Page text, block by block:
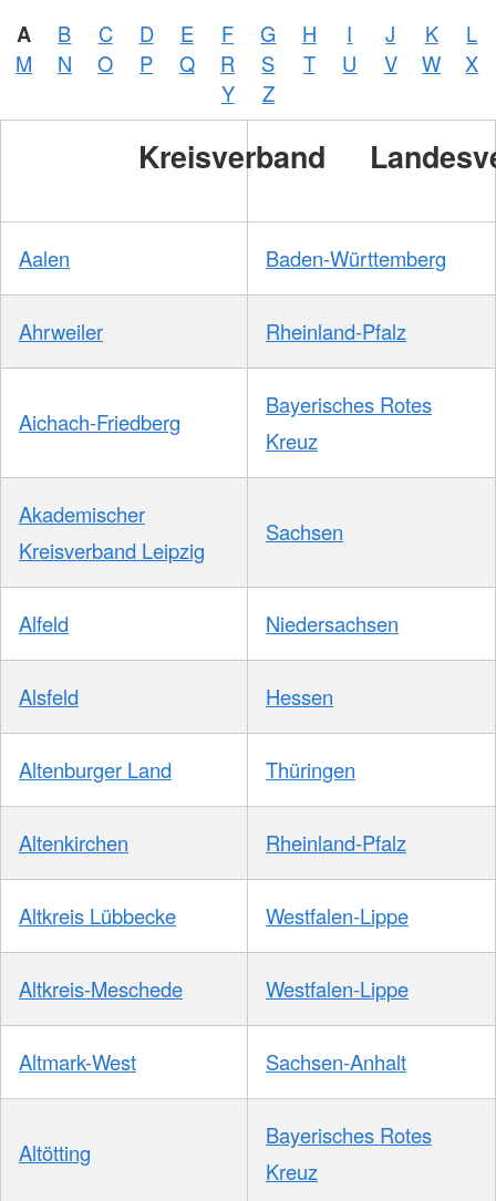
A B C D E F G H I J K
L
M
N O P Q R S T U V W
X
Y
Z
Kreisverband
Aalen Baden-Württemberg
Ahrweiler Rheinland-Pfalz
Aichach-Friedberg
Bayerisches Rotes
Kreuz
Akademischer
Kreisverband Leipzig
Sachsen
Alfeld Niedersachsen
Alsfeld Hessen
Altenburger Land Thüringen
Altenkirchen Rheinland-Pfalz
Altkreis Lübbecke Westfalen-Lippe
Altkreis-Meschede Westfalen-Lippe
Altmark-West Sachsen-Anhalt
Altötting
Bayerisches Rotes
Kreuz